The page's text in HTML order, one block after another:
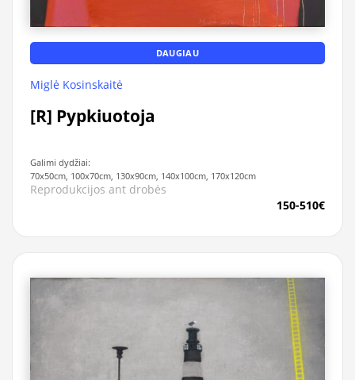
DAUGIAU
Miglė Kosinskaitė
[R] Pypkiuotoja
Galimi dydžiai:
70x50cm, 100x70cm, 130x90cm, 140x100cm, 170x120cm
Reprodukcijos ant drobės
150-510€